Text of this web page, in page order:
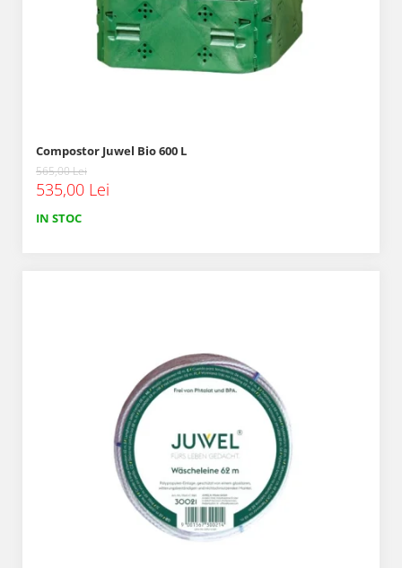
Compostor Juwel Bio 600 L
565,00 Lei
535,00 Lei
IN STOC